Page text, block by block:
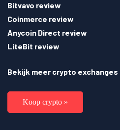
Bitvavo review
Coinmerce review
Anycoin Direct review
LiteBit review
Bekijk meer crypto exchanges
Koop crypto »